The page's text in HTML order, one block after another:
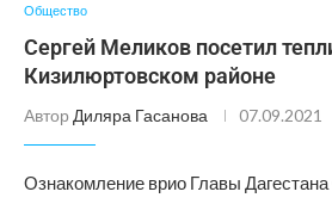
Общество
Сергей Меликов посетил
Кизилюртовском районе
Автор Диляра Гасанова 07.09.2021
Ознакомление врио Главы